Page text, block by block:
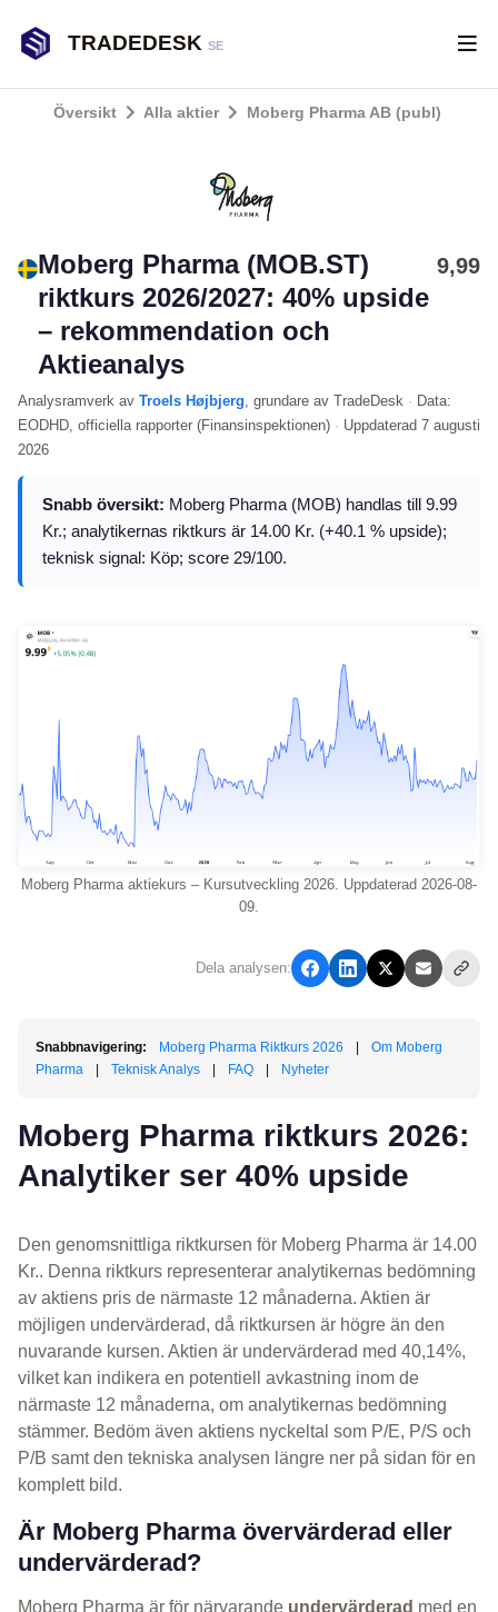
TRADEDESK SE
Översikt Alla aktier Moberg Pharma AB (publ)
Moberg Pharma (MOB.ST)
riktkurs 2026/2027: 40% upside
– rekommendation och
Aktieanalys
9,99
Analysramverk av Troels Højbjerg, grundare av TradeDesk · Data:
EODHD, officiella rapporter (Finansinspektionen) · Uppdaterad 7 augusti
2026
Snabb översikt: Moberg Pharma (MOB) handlas till 9.99
Kr.; analytikernas riktkurs är 14.00 Kr. (+40.1 % upside);
teknisk signal: Köp; score 29/100.
Moberg Pharma aktiekurs – Kursutveckling 2026. Uppdaterad 2026-08-
09.
Dela analysen:
Snabbnavigering: Moberg Pharma Riktkurs 2026
Om Moberg
Pharma
Teknisk Analys FAQ Nyheter
Moberg Pharma riktkurs 2026:
Analytiker ser 40% upside
Den genomsnittliga riktkursen för Moberg Pharma är 14.00
Kr.. Denna riktkurs representerar analytikernas bedömning
av aktiens pris de närmaste 12 månaderna. Aktien är
möjligen undervärderad, då riktkursen är högre än den
nuvarande kursen. Aktien är undervärderad med 40,14%,
vilket kan indikera en potentiell avkastning inom de
närmaste 12 månaderna, om analytikernas bedömning
stämmer. Bedöm även aktiens nyckeltal som P/E, P/S och
P/B samt den tekniska analysen längre ner på sidan för en
komplett bild.
Är Moberg Pharma övervärderad eller
undervärderad?
Moberg Pharma är för närvarande undervärderad med en